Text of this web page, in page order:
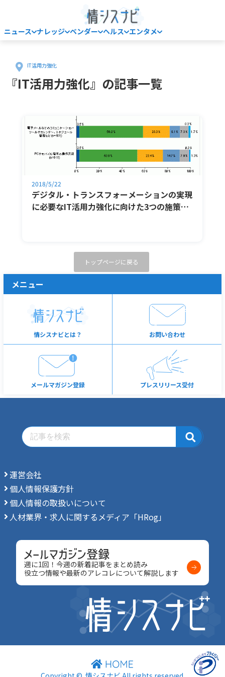
ニュース ナレッジ ベンダー ヘルス エンタメ
Home
IT活用力強化
『IT活用力強化』の記事一覧
2018/5/22
デジタル・トランスフォーメーションの実現
に必要なIT活用力強化に向けた3つの施策…
トップページに戻る
メニュー
情シスナビとは？ お問い合わせ
メールマガジン登録 プレスリリース受付
運営会社
個人情報保護方針
個人情報の取扱いについて
人材業界・求人に関するメディア「HRog」
週に1回！今週の新着記事をまとめ読み
役立つ情報や最新のアレコレについて解説します